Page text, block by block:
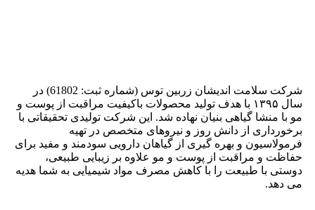
شرکت سلامت اندیشان زربین توس (شماره ثبت: 61802) در
سال ۱۳۹۵ با هدف تولید محصولات باکیفیت مراقبت از پوست و
مو با منشا گیاهی بنیان نهاده شد. این شرکت تولیدی تحقیقاتی با
برخورداری از دانش روز و نیروهای متخصص در تهیه
فرمولاسیون و بهره گیری از گیاهان دارویی سودمند و مفید برای
حفاظت و مراقبت از پوست و مو علاوه بر زیبایی طبیعی،
دوستی با طبیعت را با کاهش مصرف مواد شیمیایی به شما هدیه
می دهد.